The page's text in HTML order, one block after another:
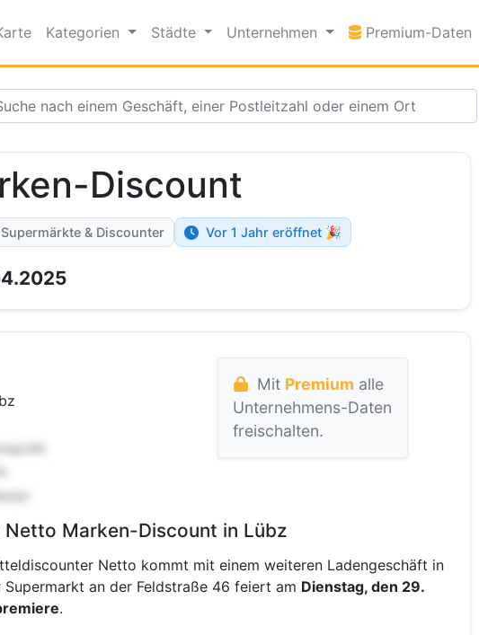
Kategorien Städte Unternehmen Premium-Daten
Discount
Supermärkte & Discounter Vor 1 Jahr eröffnet 🎉
Mit Premium alle
Unternehmens-Daten
freischalten.
Marken-Discount in Lübz
Netto kommt mit einem weiteren Ladengeschäft in
Supermarkt an der Feldstraße 46 feiert am Dienstag, den 29.
.